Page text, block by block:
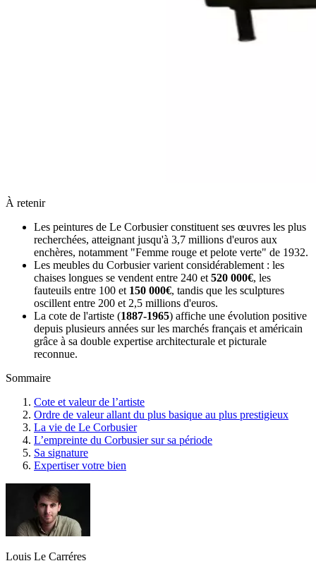
À retenir
Les peintures de Le Corbusier constituent ses œuvres les plus
recherchées, atteignant jusqu'à 3,7 millions d'euros aux
enchères, notamment "Femme rouge et pelote verte" de 1932.
Les meubles du Corbusier varient considérablement : les
chaises longues se vendent entre 240 et 520 000€, les
fauteuils entre 100 et 150 000€, tandis que les sculptures
oscillent entre 200 et 2,5 millions d'euros.
La cote de l'artiste (1887-1965) affiche une évolution positive
depuis plusieurs années sur les marchés français et américain
grâce à sa double expertise architecturale et picturale
reconnue.
Sommaire
Cote et valeur de l’artiste
Ordre de valeur allant du plus basique au plus prestigieux
La vie de Le Corbusier
L’empreinte du Corbusier sur sa période
Sa signature
Expertiser votre bien
Louis Le Carréres